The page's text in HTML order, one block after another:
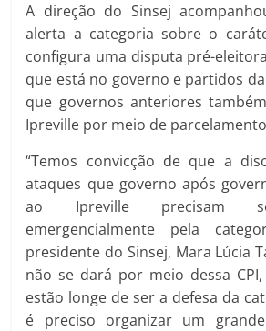
A direção do Sinsej
alerta a categoria sobre o
configura uma disputa pré-
que está no governo e partidos
que governos anteriores
Ipreville por meio de
“Temos convicção de que a
ataques que governo após
ao Ipreville precisam
emergencialmente pela
presidente do Sinsej, Mara Lúcia
não se dará por meio dessa
estão longe de ser a defesa da
é preciso organizar um